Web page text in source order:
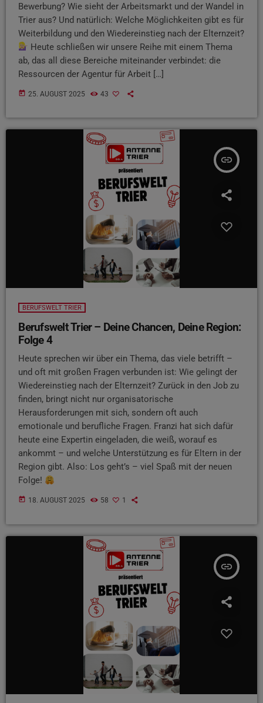
Bewerbung? Wie sieht der Arbeitsmarkt und der Wandel in
Trier aus? Und natürlich: Welche Möglichkeiten gibt es für
Weiterbildung und den Wiedereinstieg nach der Elternzeit?
Heute schließen wir unsere Reihe mit einem Thema
ab, das all diese Bereiche miteinander verbindet: die
Ressourcen der Agentur für Arbeit […]
today 25. AUGUST 2025 43
insert_link
BERUFSWELT TRIER
Berufswelt Trier – Deine Chancen, Deine Region:
Folge 4
Heute sprechen wir über ein Thema, das viele betrifft –
und oft mit großen Fragen verbunden ist: Wie gelingt der
Wiedereinstieg nach der Elternzeit? Zurück in den Job zu
finden, bringt nicht nur organisatorische
Herausforderungen mit sich, sondern oft auch
emotionale und berufliche Fragen. Franzi hat sich dafür
heute eine Expertin eingeladen, die weiß, worauf es
ankommt – und welche Unterstützung es für Eltern in der
Region gibt. Also: Los geht’s – viel Spaß mit der neuen
Folge!
today 18. AUGUST 2025 58 1
insert_link